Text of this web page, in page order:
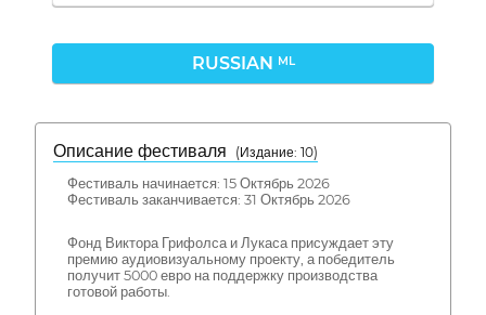
RUSSIAN ML
Описание фестиваля
( Издание: 10)
Фестиваль начинается: 15 Октябрь 2026
Фестиваль заканчивается: 31 Октябрь 2026
Фонд Виктора Грифолса и Лукаса присуждает эту
премию аудиовизуальному проекту, а победитель
получит 5000 евро на поддержку производства
готовой работы.